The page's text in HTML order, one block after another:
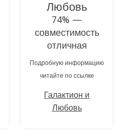
Любовь
74% —
совместимость
отличная
Подробную информацию
читайте по ссылке
Галактион и
Любовь